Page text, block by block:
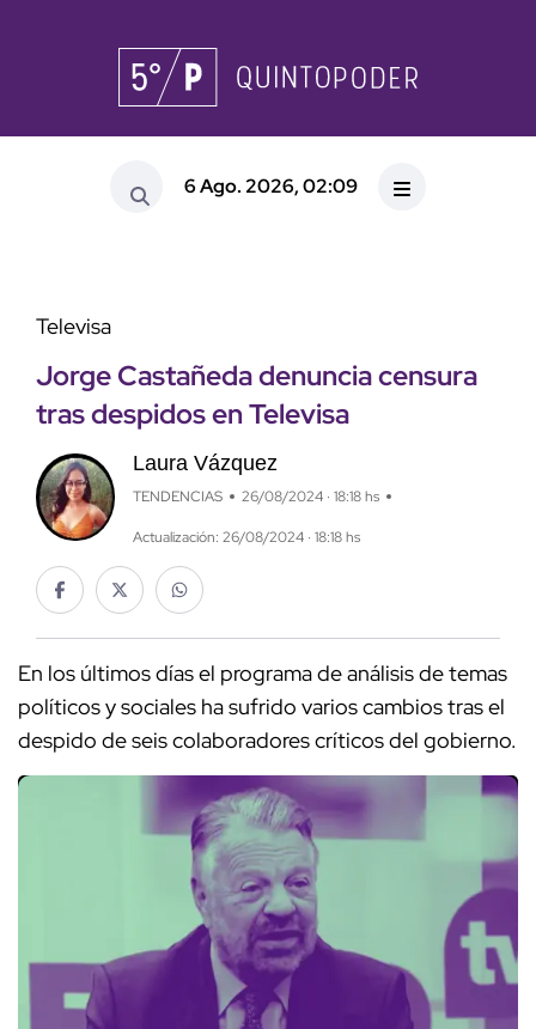
6 Ago. 2026, 02:09
Televisa
Jorge Castañeda denuncia censura
tras despidos en Televisa
Laura Vázquez
TENDENCIAS 26/08/2024 · 18:18 hs
Actualización: 26/08/2024 · 18:18 hs
En los últimos días el programa de análisis de temas
políticos y sociales ha sufrido varios cambios tras el
despido de seis colaboradores críticos del gobierno.